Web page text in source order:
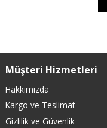
Müşteri Hizmetleri
Hakkımızda
Kargo ve Teslimat
Gizlilik ve Güvenlik